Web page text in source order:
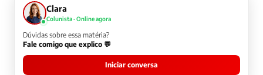
Clara
Colunista · Online agora
Dúvidas sobre essa matéria?
Fale comigo que explico 💬
Iniciar conversa